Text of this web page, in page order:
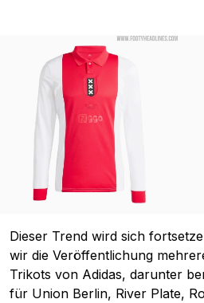
Dieser Trend wird sich
wir die Veröffentlichung
Trikots von Adidas, darunter
für Union Berlin, River Plate,